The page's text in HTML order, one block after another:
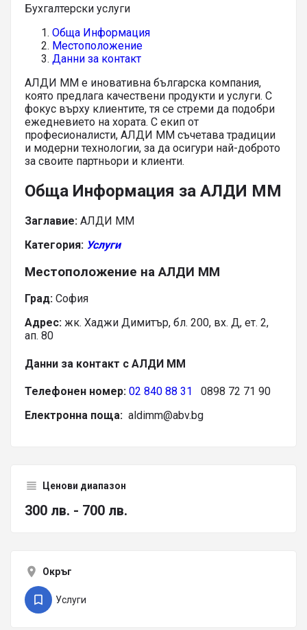
Бухгалтерски услуги
Обща Информация
Местоположение
Данни за контакт
АЛДИ ММ е иновативна българска компания,
която предлага качествени продукти и услуги. С
фокус върху клиентите, тя се стреми да подобри
ежедневието на хората. С екип от
професионалисти, АЛДИ ММ съчетава традиции
и модерни технологии, за да осигури най-доброто
за своите партньори и клиенти.
Обща Информация за АЛДИ ММ
Заглавие: АЛДИ ММ
Категория: Услуги
Местоположение на АЛДИ ММ
Град: София
Адрес: жк. Хаджи Димитър, бл. 200, вх. Д, ет. 2,
ап. 80
Данни за контакт с АЛДИ ММ
Телефонен номер: 02 840 88 31
0898 72 71 90
Електронна поща: aldimm@abv.bg
Ценови диапазон
300 лв. - 700 лв.
Окръг
Услуги